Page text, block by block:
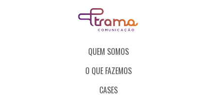
QUEM SOMOS
O QUE FAZEMOS
CASES